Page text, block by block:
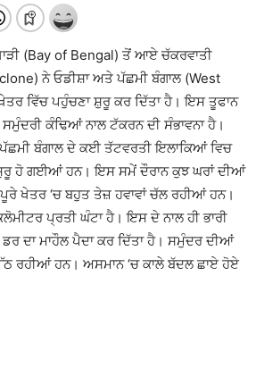
(Bay of Bengal) ਤੋਂ ਆਏ ਚੱਕਰਵਾਤੀ
ਨੇ ਓਡੀਸ਼ਾ ਅਤੇ ਪੱਛਮੀ ਬੰਗਾਲ (West
ਵਿੱਚ ਪਹੁੰਚਣਾ ਸ਼ੁਰੂ ਕਰ ਦਿੱਤਾ ਹੈ। ਇਸ ਤੂਫਾਨ
ਕੰਢਿਆਂ ਨਾਲ ਟੱਕਰਨ ਦੀ ਸੰਭਾਵਨਾ ਹੈ।
ਪੱਛਮੀ ਬੰਗਾਲ ਦੇ ਕਈ ਤੱਟਵਰਤੀ ਇਲਾਕਿਆਂ ਵਿਚ
ਹੋ ਗਈਆਂ ਹਨ। ਇਸ ਸਮੇਂ ਦੌਰਾਨ ਕੁਝ ਘਰਾਂ ਦੀਆਂ
ਖੇਤਰ ‘ਚ ਬਹੁਤ ਤੇਜ਼ ਹਵਾਵਾਂ ਚੱਲ ਰਹੀਆਂ ਹਨ।
ਪ੍ਰਤੀ ਘੰਟਾ ਹੈ। ਇਸ ਦੇ ਨਾਲ ਹੀ ਭਾਰੀ
ਡਰ ਦਾ ਮਾਹੌਲ ਪੈਦਾ ਕਰ ਦਿੱਤਾ ਹੈ। ਸਮੁੰਦਰ ਦੀਆਂ
ਰਹੀਆਂ ਹਨ। ਅਸਮਾਨ ‘ਚ ਕਾਲੇ ਬੱਦਲ ਛਾਏ ਹੋਏ